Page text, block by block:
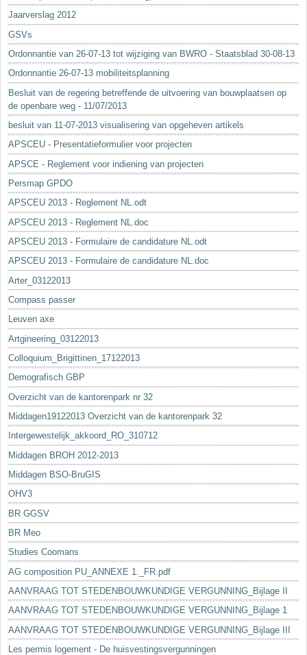
Jaarverslag 2012
GSVs
Ordonnantie van 26-07-13 tot wijziging van BWRO - Staatsblad 30-08-13
Ordonnantie 26-07-13 mobiliteitsplanning
Besluit van de regering betreffende de uitvoering van bouwplaatsen op
de openbare weg - 11/07/2013
besluit van 11-07-2013 visualisering van opgeheven artikels
APSCEU - Presentatieformulier voor projecten
APSCE - Reglement voor indiening van projecten
Persmap GPDO
APSCEU 2013 - Reglement NL.odt
APSCEU 2013 - Reglement NL.doc
APSCEU 2013 - Formulaire de candidature NL.odt
APSCEU 2013 - Formulaire de candidature NL.doc
Arter_03122013
Compass passer
Leuven axe
Artgineering_03122013
Colloquium_Brigittinen_17122013
Demografisch GBP
Overzicht van de kantorenpark nr 32
Middagen19122013 Overzicht van de kantorenpark 32
Intergewestelijk_akkoord_RO_310712
Middagen BROH 2012-2013
Middagen BSO-BruGIS
OHV3
BR GGSV
BR Meo
Studies Coomans
AG composition PU_ANNEXE 1._FR.pdf
AANVRAAG TOT STEDENBOUWKUNDIGE VERGUNNING_Bijlage II
AANVRAAG TOT STEDENBOUWKUNDIGE VERGUNNING_Bijlage 1
AANVRAAG TOT STEDENBOUWKUNDIGE VERGUNNING_Bijlage III
Les permis logement - De huisvestingsvergunningen